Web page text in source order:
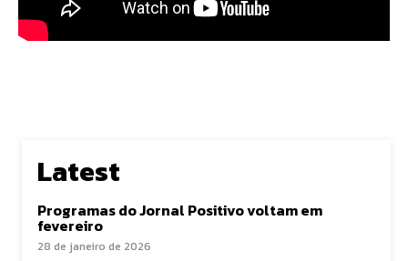
Latest
Programas do Jornal Positivo voltam em
fevereiro
28 de janeiro de 2026